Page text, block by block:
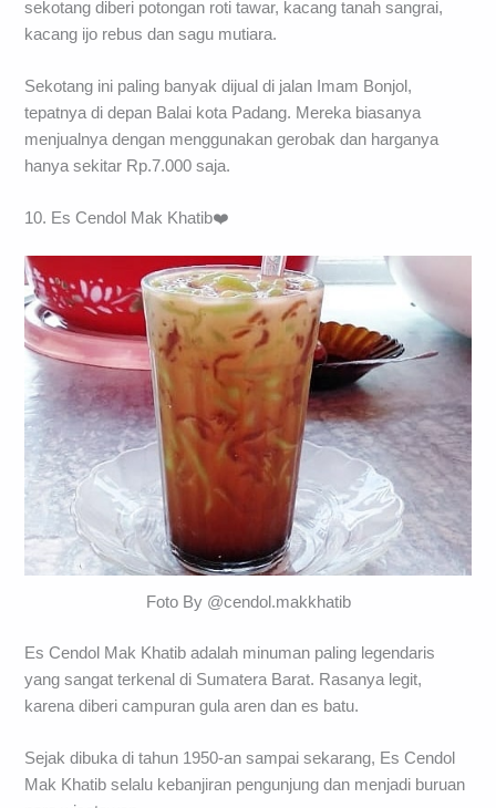
sekotang diberi potongan roti tawar, kacang tanah sangrai,
kacang ijo rebus dan sagu mutiara.
Sekotang ini paling banyak dijual di jalan Imam Bonjol,
tepatnya di depan Balai kota Padang. Mereka biasanya
menjualnya dengan menggunakan gerobak dan harganya
hanya sekitar Rp.7.000 saja.
10. Es Cendol Mak Khatib❤️
Foto By @cendol.makkhatib
Es Cendol Mak Khatib adalah minuman paling legendaris
yang sangat terkenal di Sumatera Barat. Rasanya legit,
karena diberi campuran gula aren dan es batu.
Sejak dibuka di tahun 1950-an sampai sekarang, Es Cendol
Mak Khatib selalu kebanjiran pengunjung dan menjadi buruan